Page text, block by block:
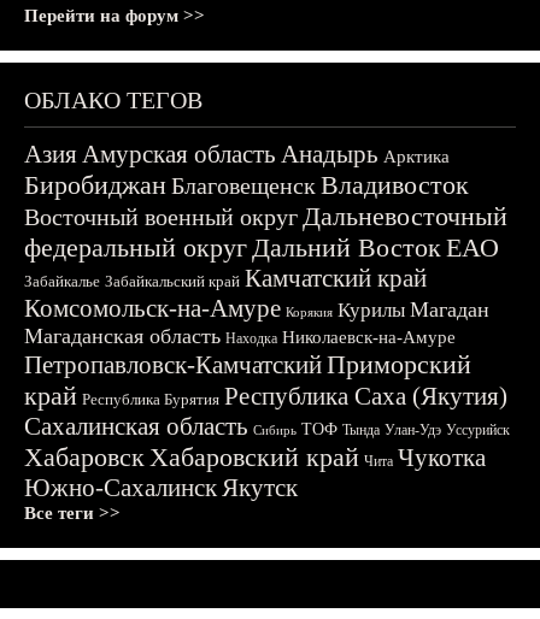
Перейти на форум >>
ОБЛАКО ТЕГОВ
АзияАмурская область Анадырь Арктика
БиробиджанБлаговещенскВладивосток
Восточный военный округДальневосточный
федеральный округДальний ВостокЕАО
Забайкалье Забайкальский край Камчатский край
Комсомольск-на-Амуре Корякия Курилы Магадан
Магаданская область Находка Николаевск-на-Амуре
Петропавловск-КамчатскийПриморский
край Республика Бурятия Республика Саха (Якутия)
Сахалинская область Сибирь ТОФ Тында Улан-Удэ Уссурийск
ХабаровскХабаровский край Чита Чукотка
Южно-СахалинскЯкутск
Все теги >>